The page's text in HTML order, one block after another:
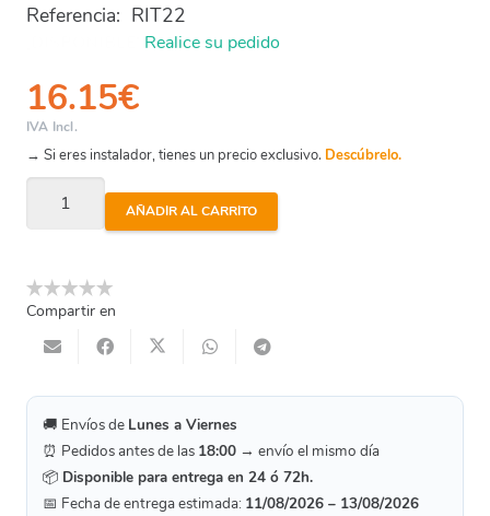
Referencia: RIT22
Realice su pedido
16.15€
IVA Incl.
→ Si eres instalador, tienes un precio exclusivo. Descúbrelo.
Cierre
Mecánico
cantidad
AÑADIR AL CARRITO
Compartir en
🚚 Envíos de Lunes a Viernes
⏰ Pedidos antes de las 18:00 → envío el mismo día
📦 Disponible para entrega en 24 ó 72h.
📅 Fecha de entrega estimada: 11/08/2026 – 13/08/2026